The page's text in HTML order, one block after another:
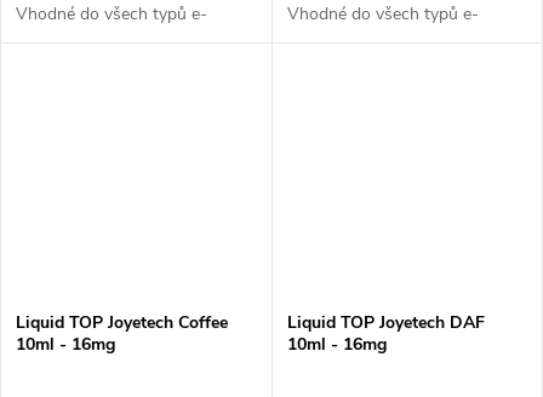
Vhodné do všech typů e-
cigaret
Vhodné do všech typů e-
cigaret
Liquid TOP Joyetech Coffee
10ml - 16mg
Liquid TOP Joyetech DAF
10ml - 16mg